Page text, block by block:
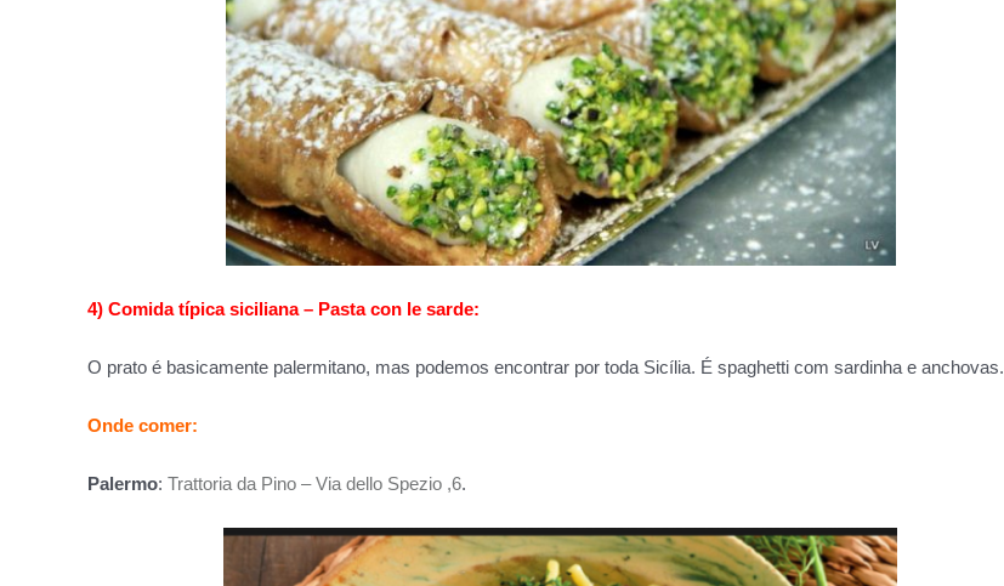
4) Comida típica siciliana – Pasta con le sarde:
O prato é basicamente palermitano, mas podemos encontrar por toda Sicília. É spaghetti com sardinha e anchovas.
Onde comer:
Palermo: Trattoria da Pino – Via dello Spezio ,6.